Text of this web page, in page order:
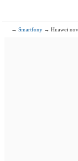
→Smartfony → Huawei